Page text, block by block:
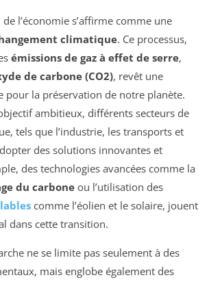
de l’économie s’affirme comme une
climatique. Ce processus,
émissions de gaz à effet de serre,
de carbone (CO2), revêt une
pour la préservation de notre planète.
ambitieux, différents secteurs de
tels que l’industrie, les transports et
des solutions innovantes et
des technologies avancées comme la
du carbone ou l’utilisation des
comme l’éolien et le solaire, jouent
dans cette transition.
ne se limite pas seulement à des
mais englobe également des